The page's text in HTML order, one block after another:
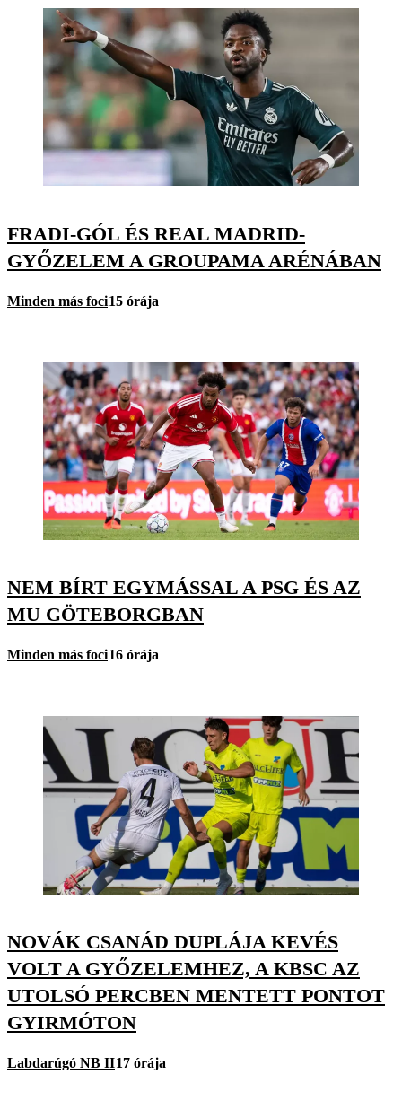
FRADI-GÓL ÉS REAL MADRID-
GYŐZELEM A GROUPAMA ARÉNÁBAN
Minden más foci15 órája
NEM BÍRT EGYMÁSSAL A PSG ÉS AZ
MU GÖTEBORGBAN
Minden más foci16 órája
NOVÁK CSANÁD DUPLÁJA KEVÉS
VOLT A GYŐZELEMHEZ, A KBSC AZ
UTOLSÓ PERCBEN MENTETT PONTOT
GYIRMÓTON
Labdarúgó NB II17 órája